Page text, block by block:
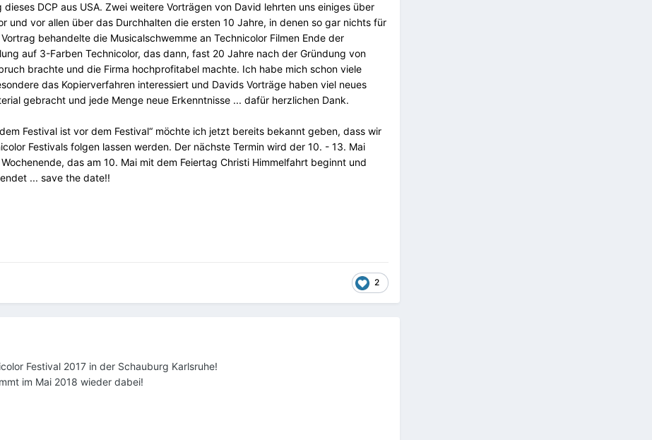
DCP aus USA. Zwei weitere Vorträgen von David lehrten uns einiges über
und vor allen über das Durchhalten die ersten 10 Jahre, in denen so gar nichts für
behandelte die Musicalschwemme an Technicolor Filmen Ende der
auf 3-Farben Technicolor, das dann, fast 20 Jahre nach der Gründung von
brachte und die Firma hochprofitabel machte. Ich habe mich schon viele
das Kopierverfahren interessiert und Davids Vorträge haben viel neues
gebracht und jede Menge neue Erkenntnisse ... dafür herzlichen Dank.
Festival ist vor dem Festival“ möchte ich jetzt bereits bekannt geben, dass wir
Festivals folgen lassen werden. Der nächste Termin wird der 10. - 13. Mai
das am 10. Mai mit dem Feiertag Christi Himmelfahrt beginnt und
... save the date!!
2
Festival 2017 in der Schauburg Karlsruhe!
im Mai 2018 wieder dabei!